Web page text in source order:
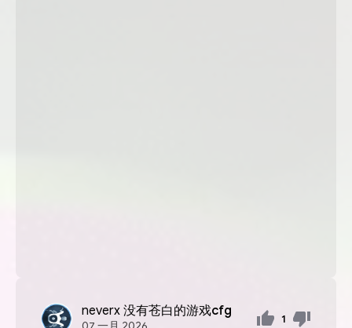
neverx 没有苍白的游戏cfg 1